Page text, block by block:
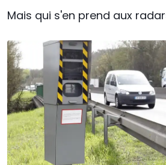
Mais qui s'en prend aux